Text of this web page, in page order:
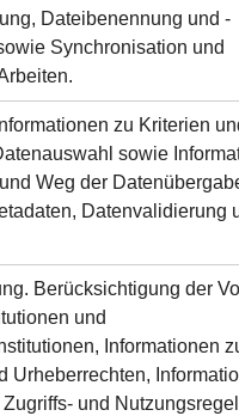
Dateibenennung und -
Synchronisation und
zu Kriterien
sowie
Weg der
Datenvalidierung
Berücksichtigung der
und
Informationen
Urheberrechten,
und